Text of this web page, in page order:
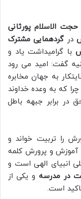
حجت الاسلام پورثانی
درگردهمایی مشترک
با گرامیداشت یاد و
گفت: امید می رود
به جهان مخابره
که به وعده خداوند
در برابر جبهه باطل
را تربیت خواند و
و پرورش کلمه
انبیای الهی است و
در مدرسه و یکی از
است.